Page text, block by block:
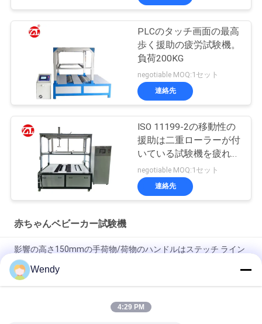
VR
SHOW
図
PRIVACY
POLICY
PLCのタッチ画面の最高
歩く援助の疲労試験機。
負荷200KG
negotiable MOQ:1セット
連絡先
ISO 11199-2の移動性の
援助は二重ローラーが付
いている試験機を疲れさ
せる
negotiable MOQ:1セット
連絡先
赤ちゃんベビーカー試験機
影響の高さ150mmの手荷物/荷物のハンドルはステッチ ライン
振動のテスターを縫います
50HZベビーカーの試験機/ハンドバッグの振動テスト機械
高さ300のMmは上昇の袋AC 220Vのための上昇の荷物の試験機
Wendy
4:29 PM